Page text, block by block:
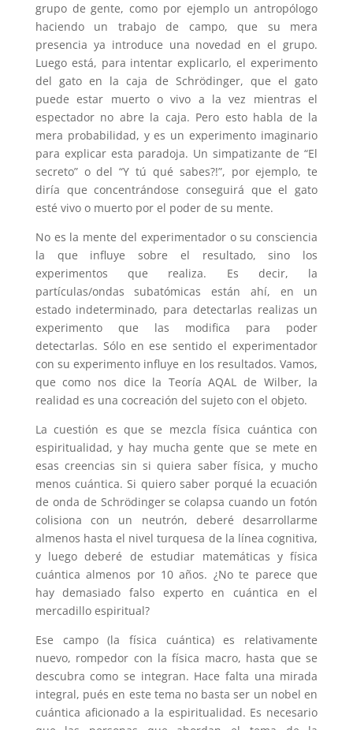
grupo de gente, como por ejemplo un antropólogo
haciendo un trabajo de campo, que su mera
presencia ya introduce una novedad en el grupo.
Luego está, para intentar explicarlo, el experimento
del gato en la caja de Schrödinger, que el gato
puede estar muerto o vivo a la vez mientras el
espectador no abre la caja. Pero esto habla de la
mera probabilidad, y es un experimento imaginario
para explicar esta paradoja. Un simpatizante de “El
secreto” o del “Y tú qué sabes?!”, por ejemplo, te
diría que concentrándose conseguirá que el gato
esté vivo o muerto por el poder de su mente.
No es la mente del experimentador o su consciencia
la que influye sobre el resultado, sino los
experimentos que realiza. Es decir, la
partículas/ondas subatómicas están ahí, en un
estado indeterminado, para detectarlas realizas un
experimento que las modifica para poder
detectarlas. Sólo en ese sentido el experimentador
con su experimento influye en los resultados. Vamos,
que como nos dice la Teoría AQAL de Wilber, la
realidad es una cocreación del sujeto con el objeto.
La cuestión es que se mezcla física cuántica con
espiritualidad, y hay mucha gente que se mete en
esas creencias sin si quiera saber física, y mucho
menos cuántica. Si quiero saber porqué la ecuación
de onda de Schrödinger se colapsa cuando un fotón
colisiona con un neutrón, deberé desarrollarme
almenos hasta el nivel turquesa de la línea cognitiva,
y luego deberé de estudiar matemáticas y física
cuántica almenos por 10 años. ¿No te parece que
hay demasiado falso experto en cuántica en el
mercadillo espiritual?
Ese campo (la física cuántica) es relativamente
nuevo, rompedor con la física macro, hasta que se
descubra como se integran. Hace falta una mirada
integral, pués en este tema no basta ser un nobel en
cuántica aficionado a la espiritualidad. Es necesario